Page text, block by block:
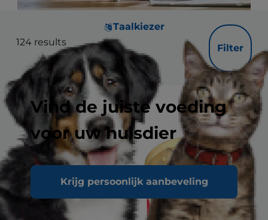
Taalkiezer
Vind de juiste voeding
voor uw huisdier
Krijg persoonlijk aanbeveling
124 results
Filter